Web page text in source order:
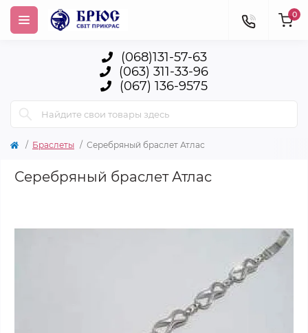
(068)131-57-63
(063) 311-33-96
(067) 136-9575
0
Браслеты Серебряный браслет Атлас
Серебряный браслет Атлас